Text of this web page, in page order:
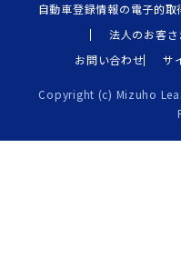
自動車登録情報の電子的取
法人のお客
お問い合わせ
サ
Copyright (c) Mizuho